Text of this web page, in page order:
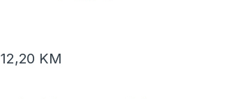
12,20 KM